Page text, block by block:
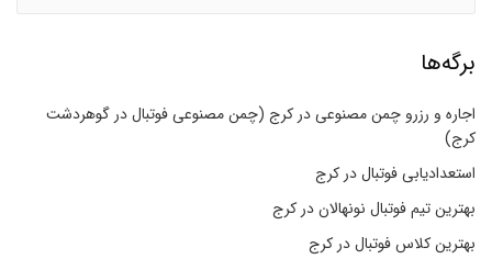
برگه‌ها
اجاره و رزرو چمن مصنوعی در کرج (چمن مصنوعی فوتبال در گوهردشت
کرج)
استعدادیابی فوتبال در کرج
بهترین تیم فوتبال نونهالان در کرج
بهترین کلاس فوتبال در کرج